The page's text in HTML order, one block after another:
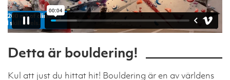
Detta är bouldering!
Kul att just du hittat hit! Bouldering är en av världens